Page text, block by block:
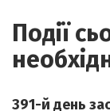
Події
391-й день